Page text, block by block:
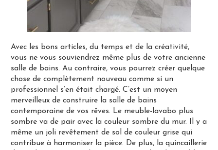
Avec les bons articles, du temps et de la créativité,
vous ne vous souviendrez même plus de votre ancienne
salle de bains. Au contraire, vous pourrez créer quelque
chose de complètement nouveau comme si un
professionnel s’en était chargé. C’est un moyen
merveilleux de construire la salle de bains
contemporaine de vos rêves. Le meuble-lavabo plus
sombre va de pair avec la couleur sombre du mur. Il y a
même un joli revêtement de sol de couleur grise qui
contribue à harmoniser la pièce. De plus, la quincaillerie